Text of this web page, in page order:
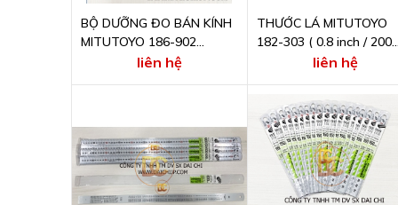
BỘ DƯỠNG ĐO BÁN KÍNH
MITUTOYO 186-902
(RADIUS GAGE SET)
liên hệ
THƯỚC LÁ MITUTOYO
182-303 ( 0.8 inch / 200
liên hệ